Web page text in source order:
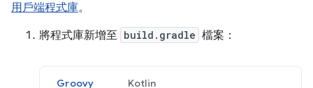
用戶端程式庫。
將程式庫新增至 build.gradle 檔案：
Groovy Kotlin